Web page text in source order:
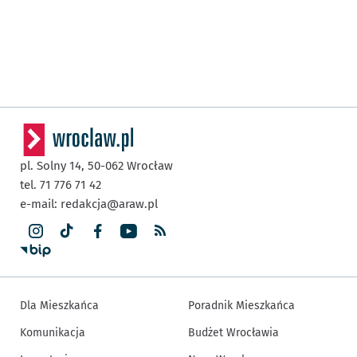
pl. Solny 14, 50-062 Wrocław
tel. 71 776 71 42
e-mail: redakcja@araw.pl
Dla Mieszkańca
Komunikacja
Poradnik Mieszkańca
Budżet Wrocławia